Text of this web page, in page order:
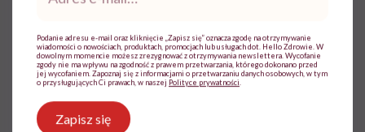
Tadeusz Oleszczuk: „Śmieciowe
jedzenie i stres to benzyna i
zapałka dla twoich jelit”
*
Podanie adresu e-mail oraz kliknięcie „Zapisz się” oznacza zgodę na otrzymywanie
wiadomości o nowościach, produktach, promocjach lub usługach dot. Hello Zdrowie. W
dowolnym momencie możesz zrezygnować z otrzymywania newslettera. Wycofanie
zgody nie ma wpływu na zgodność z prawem przetwarzania, którego dokonano przed
jej wycofaniem. Zapoznaj się z informacjami o przetwarzaniu danych osobowych, w tym
o przysługujących Ci prawach, w naszej Polityce prywatności
Zapisz się